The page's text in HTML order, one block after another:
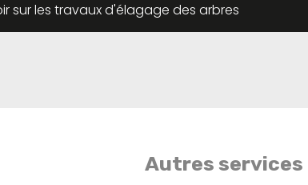
sur les travaux d'élagage des arbres
Autres services